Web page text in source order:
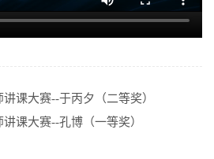
课大赛--于丙夕（二等奖）
课大赛--孔博（一等奖）